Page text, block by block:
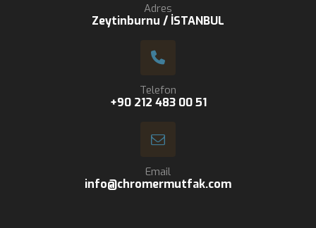
Adres
Zeytinburnu / İSTANBUL
Telefon
+90 212 483 00 51
Email
info@chromermutfak.com